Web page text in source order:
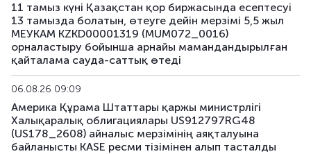
US191_2806 US91282CCH25 аралас
US193_2612 US912797TC16 аралас
US194_2609 US91282CLP40 аралас
US195_2701 US912828Z781 аралас
US196_3008 US91282CAE12 аралас
11 тамыз күні Қазақстан қор биржасында есептесуі
13 тамызда болатын, өтеуге дейін мерзімі 5,5 жыл
МЕУКАМ KZKD00001319 (MUM072_0016)
орналастыру бойынша арнайы мамандандырылған
қайталама сауда-саттық өтеді
06.08.26 09:09
Америка Құрама Штаттары қаржы министрлігі
Халықаралық облигациялары US912797RG48
(US178_2608) айналыс мерзімінің аяқталуына
байланысты KASE ресми тізімінен алып тасталды